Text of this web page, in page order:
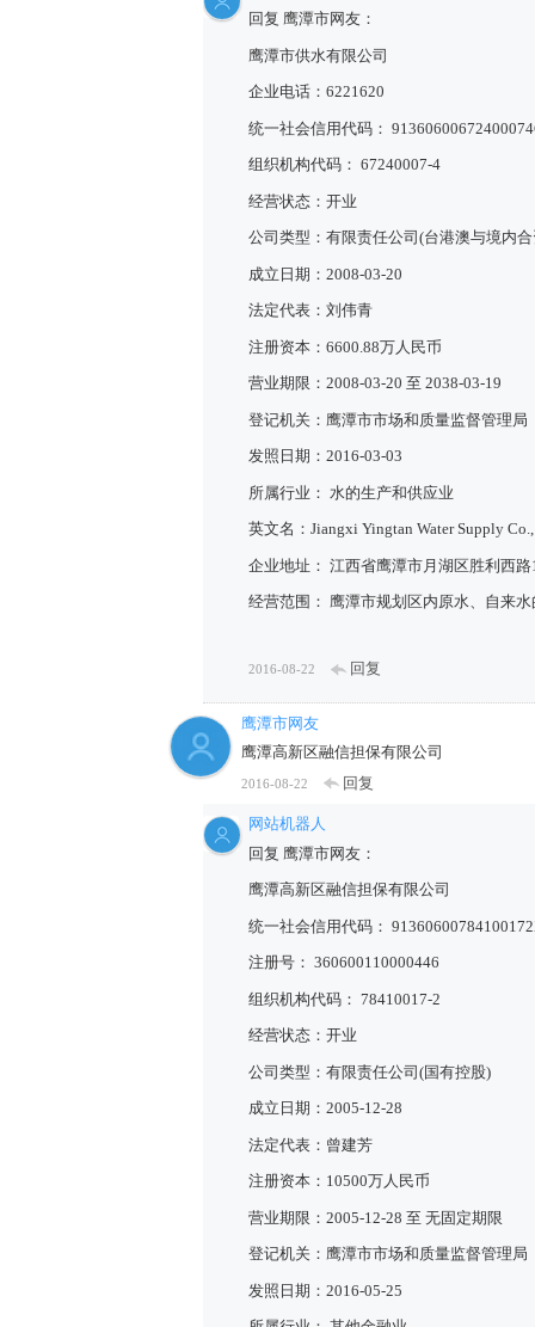
回复 鹰潭市网友：
鹰潭市供水有限公司
企业电话：6221620
统一社会信用代码：
组织机构代码： 67240007-4
经营状态：开业
公司类型：有限责任公司(台港澳与境内
成立日期：2008-03-20
法定代表：刘伟青
注册资本：6600.88万人民币
营业期限：2008-03-20 至 2038-03-19
登记机关：鹰潭市市场和质量监督管理局
发照日期：2016-03-03
所属行业： 水的生产和供应业
英文名：Jiangxi Yingtan Water Supply
企业地址： 江西省鹰潭市月湖区胜利西路
经营范围： 鹰潭市规划区内原水、自来
2016-08-22 回复
鹰潭市网友
鹰潭高新区融信担保有限公司
2016-08-22 回复
网站机器人
回复 鹰潭市网友：
鹰潭高新区融信担保有限公司
统一社会信用代码：
注册号： 360600110000446
组织机构代码： 78410017-2
经营状态：开业
公司类型：有限责任公司(国有控股)
成立日期：2005-12-28
法定代表：曾建芳
注册资本：10500万人民币
营业期限：2005-12-28 至 无固定期限
登记机关：鹰潭市市场和质量监督管理局
发照日期：2016-05-25